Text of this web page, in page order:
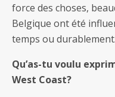
force des choses,
Belgique ont été
temps ou durablement.
Qu’as-tu voulu
West Coast?